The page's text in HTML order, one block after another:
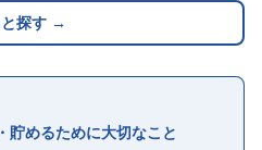
と探す →
貯めるために大切なこと